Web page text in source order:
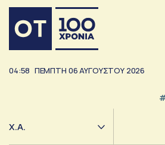
04:58 ΠΕΜΠΤΗ 06ΑΥΓΟΥΣΤΟΥ 2026
Χ.Α.